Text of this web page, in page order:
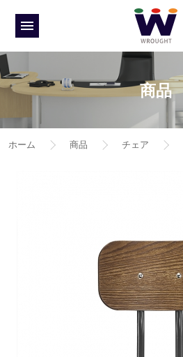
商品
ホーム 商品 チェア